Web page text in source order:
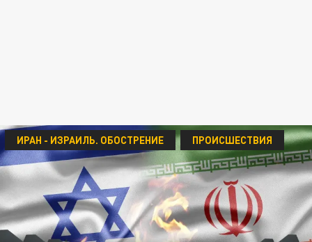
ИРАН - ИЗРАИЛЬ. ОБОСТРЕНИЕ ПРОИСШЕСТВИЯ